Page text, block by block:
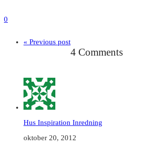
0
« Previous post
4 Comments
Hus Inspiration Inredning
oktober 20, 2012